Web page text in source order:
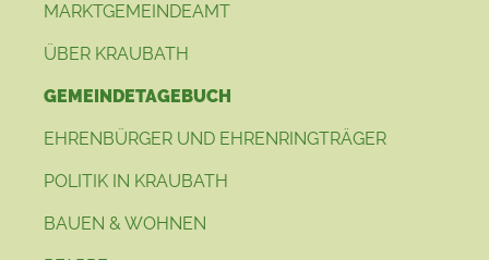
MARKTGEMEINDEAMT
ÜBER KRAUBATH
GEMEINDETAGEBUCH
EHRENBÜRGER UND EHRENRINGTRÄGER
POLITIK IN KRAUBATH
BAUEN & WOHNEN